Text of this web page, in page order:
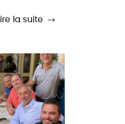
lire la suite